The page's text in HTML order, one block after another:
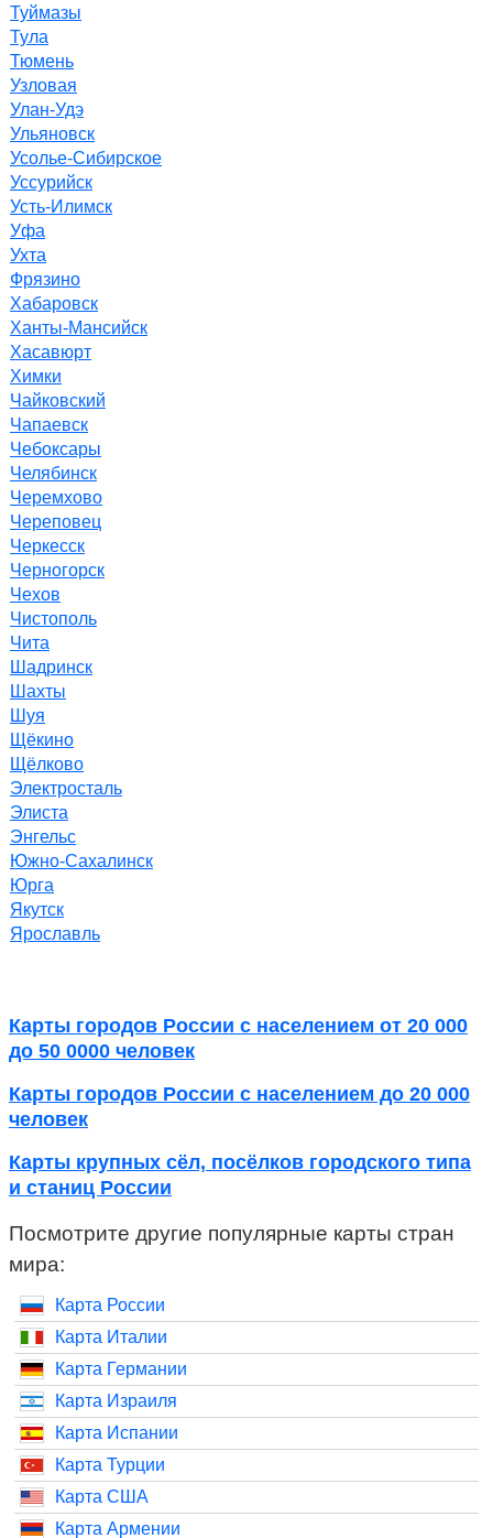
Туймазы
Тула
Тюмень
Узловая
Улан-Удэ
Ульяновск
Усолье-Сибирское
Уссурийск
Усть-Илимск
Уфа
Ухта
Фрязино
Хабаровск
Ханты-Мансийск
Хасавюрт
Химки
Чайковский
Чапаевск
Чебоксары
Челябинск
Черемхово
Череповец
Черкесск
Черногорск
Чехов
Чистополь
Чита
Шадринск
Шахты
Шуя
Щёкино
Щёлково
Электросталь
Элиста
Энгельс
Южно-Сахалинск
Юрга
Якутск
Ярославль
Карты городов России с населением от 20 000
до 50 0000 человек
Карты городов России с населением до 20 000
человек
Карты крупных сёл, посёлков городского типа
и станиц России
Посмотрите другие популярные карты стран
мира:
Карта России
Карта Италии
Карта Германии
Карта Израиля
Карта Испании
Карта Турции
Карта США
Карта Армении